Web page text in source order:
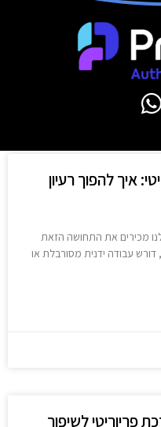
איך להפוך רעיון
מכירים את התחושה הזאת
עבודה ידנית מסורבלת או
פריוריטי לשיפור